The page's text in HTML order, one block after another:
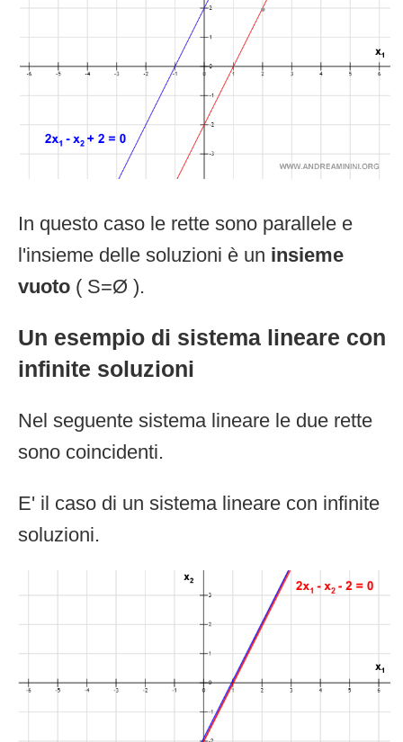
In questo caso le rette sono parallele e
l'insieme delle soluzioni è un insieme
vuoto ( S=Ø ).
Un esempio di sistema lineare con
infinite soluzioni
Nel seguente sistema lineare le due rette
sono coincidenti.
E' il caso di un sistema lineare con infinite
soluzioni.